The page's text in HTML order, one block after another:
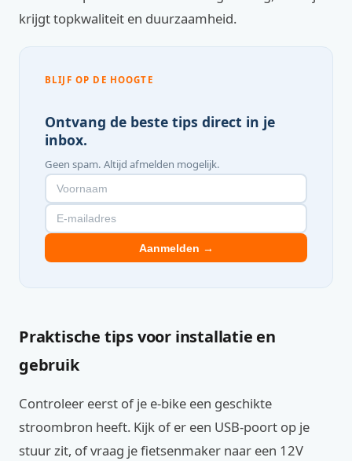
krijgt topkwaliteit en duurzaamheid.
BLIJF OP DE HOOGTE
Ontvang de beste tips direct in je
inbox.
Geen spam. Altijd afmelden mogelijk.
Aanmelden →
Praktische tips voor installatie en
gebruik
Controleer eerst of je e-bike een geschikte
stroombron heeft. Kijk of er een USB-poort op je
stuur zit, of vraag je fietsenmaker naar een 12V